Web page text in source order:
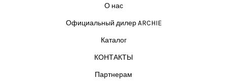
О нас
Официальный дилер ARCHIE
Каталог
КОНТАКТЫ
Партнерам